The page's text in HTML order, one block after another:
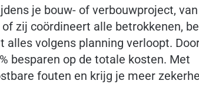
je bouw- of verbouwproject,
zij coördineert alle betrokkenen,
volgens planning verloopt.
besparen op de totale kosten. Met
fouten en krijg je meer